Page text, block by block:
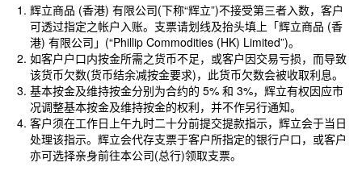
辉立商品 (香港) 有限公司(下称“辉立”)不接受第三者入数，客户
可透过指定之帐户入账。支票请划线及抬头填上「辉立商品 (香
港) 有限公司」(“Phillip Commodities (HK) Limited”)。
如客户户口内按金所需之货币不足，或客户因交易亏损，而导致
该货币欠数(货币结余减按金要求)，此货币欠数会被收取利息。
基本按金及维持按金分别为合约的 5% 和 3%，辉立有权因应市
况调整基本按金及维持按金的权利，并不作另行通知。
客户须在工作日上午九时二十分前提交提款指示，辉立会于当日
处理该指示。辉立会代存支票于客户所指定的银行户口，或客户
亦可选择亲身前往本公司(总行)领取支票。